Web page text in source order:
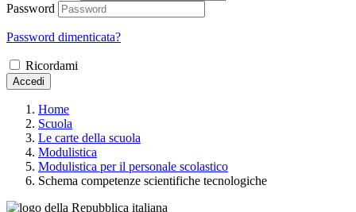
Password
Password dimenticata?
Ricordami
Accedi
Home
Scuola
Le carte della scuola
Modulistica
Modulistica per il personale scolastico
Schema competenze scientifiche tecnologiche